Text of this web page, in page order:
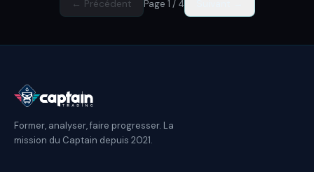
← Précédent Page 1 / 4
Former, analyser, faire progresser. La
mission du Captain depuis 2021.